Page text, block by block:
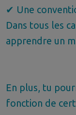
✔ Une
Dans tous les
apprendre un
En plus, tu
fonction de